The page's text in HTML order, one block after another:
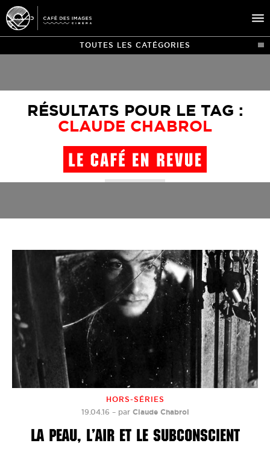
ÉVÉNEMENTS
CAFÉ DU CINÉ
ÉDUCATION AUX IMAGES
TOUTES LES CATÉGORIES
RÉSULTATS POUR LE TAG :
CLAUDE CHABROL
HORS-SÉRIES
19.04.16 – par Claude Chabrol
LA PEAU, L’AIR ET LE SUBCONSCIENT